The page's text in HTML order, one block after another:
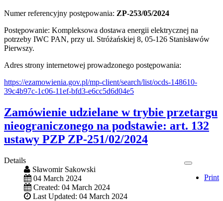
Numer referencyjny postępowania: ZP-253/05/2024
Postępowanie: Kompleksowa dostawa energii elektrycznej na
potrzeby IWC PAN, przy ul. Stróżańskiej 8, 05-126 Stanisławów
Pierwszy.
Adres strony internetowej prowadzonego postępowania:
https://ezamowienia.gov.pl/mp-client/search/list/ocds-148610-
39c4b97c-1c06-11ef-bfd3-e6cc5d6d04e5
Zamówienie udzielane w trybie przetargu
nieograniczonego na podstawie: art. 132
ustawy PZP ZP-251/02/2024
Print
Details
Sławomir Sakowski
04 March 2024
Created: 04 March 2024
Last Updated: 04 March 2024